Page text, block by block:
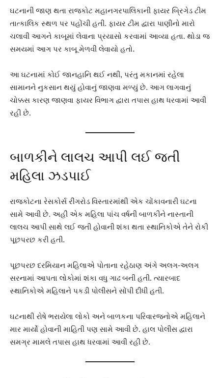
ઘટનાની જાણ થતા રાજકોટ મહાનગરપાલિકાની ફાયર બ્રિગેડ ટીમ
તાત્કાલિક સ્થળ પર પહોંચી હતી. ફાયર ટીમ દ્વારા પાણીનો મારો
ચલાવી આગને કાબૂમાં લેવાના પ્રયાસો કરવામાં આવ્યા હતા. થોડા જ
સમયમાં આગ પર કાબૂ મેળવી લેવાયો હતો.
આ ઘટનામાં કોઈ જાનહાનિ થઈ નથી, પરંતુ મકાનમાં રહેલા
સામાનને નુકસાન થયું હોવાનું જાણવા મળ્યું છે. આગ લાગવાનું
ચોક્કસ કારણ જાણવા ફાયર વિભાગ દ્વારા તપાસ હાથ ધરવામાં આવી
રહી છે.
બાળકીને લાલચ આપી લઈ જતી
મહિલા ઝડપાઈ
રાજકોટના રેસકોર્સ રીંગરોડ વિસ્તારમાંથી એક ચોંકાવનારી ઘટના
સામે આવી છે. અહીં એક મહિલા પાંચ વર્ષની બાળકીને નાસ્તાની
લાલચ આપી સાથે લઈ જતી હોવાની શંકા થતા સ્થાનિકોએ તેને રોકી
પૂછપરછ કરી હતી.
પૂછપરછ દરમિયાન મહિલાએ પોતાના રહેઠાણ અંગે અલગ-અલગ
સરનામાં આપતા લોકોમાં શંકા વધુ ગાઢ બની હતી. ત્યારબાદ
સ્થાનિકોએ મહિલાને પકડી પોલીસને સોંપી દીધી હતી.
ઘટનાથી રોષે ભરાયેલા લોકો અને બાળકના પરિવારજનોએ મહિલાને
માર માર્યો હોવાની માહિતી પણ સામે આવી છે. હાલ પોલીસ દ્વારા
સમગ્ર મામલે તપાસ હાથ ધરવામાં આવી રહી છે.